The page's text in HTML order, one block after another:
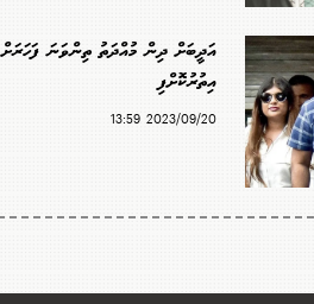
އަދީބަށް ދިން މުއްދަތު ތިންވަނަ ފަހަރަށް
އިތުރުކޮށްފި
2023/09/20 13:59